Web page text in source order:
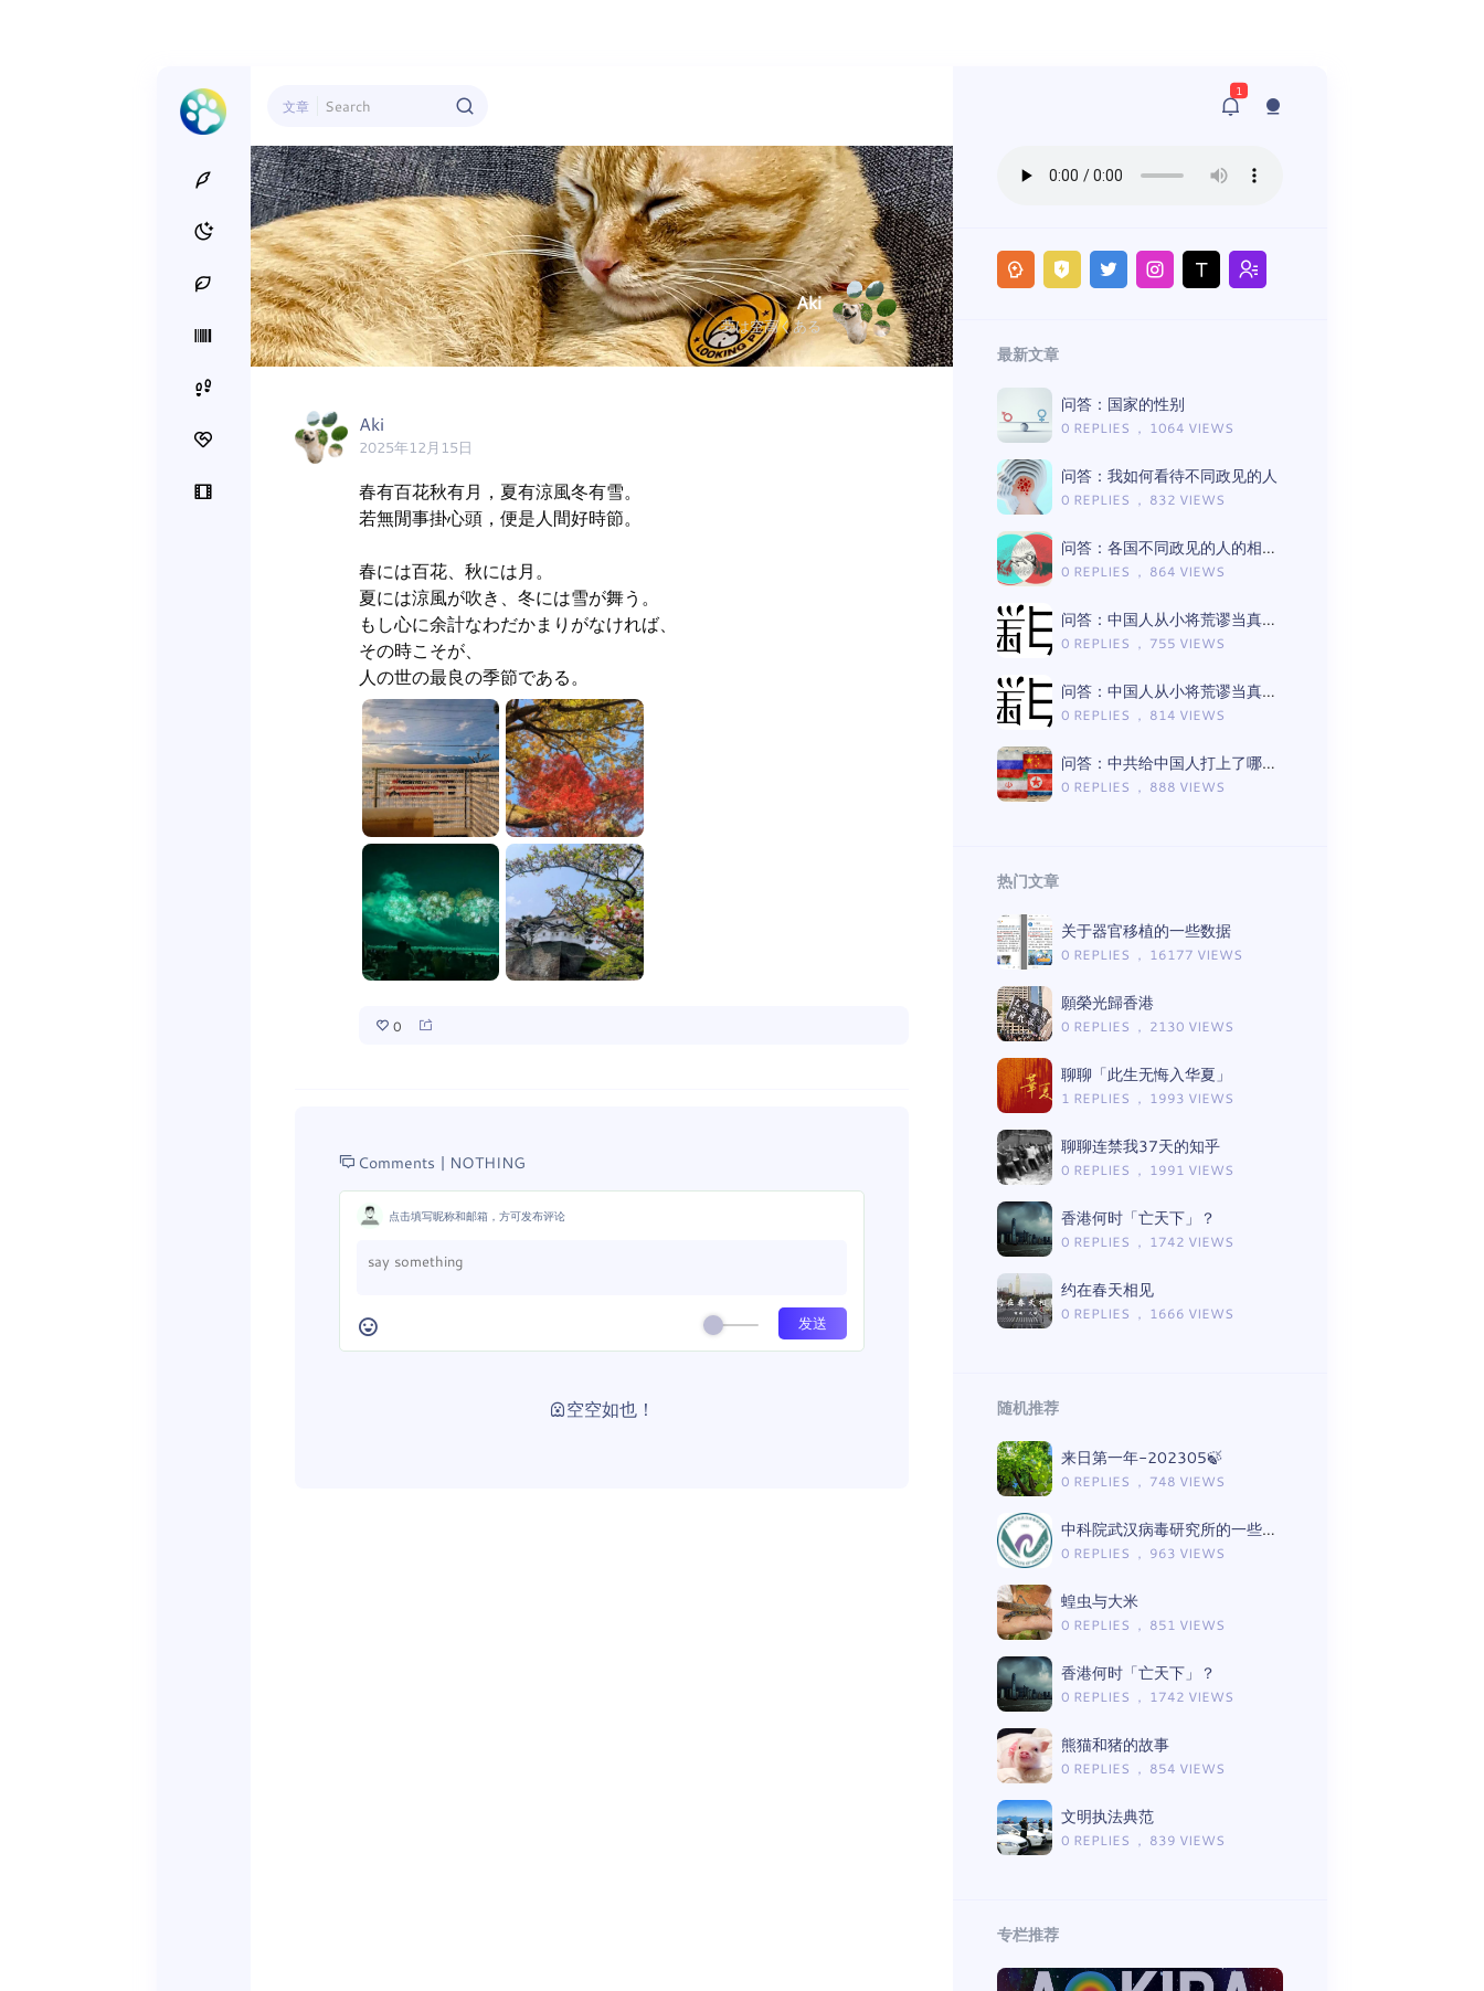
文章
Aki
夢は空高くある
Aki
2025年12月15日
春有百花秋有月，夏有涼風冬有雪。
若無閒事掛心頭，便是人間好時節。
春には百花、秋には月。
夏には涼風が吹き、冬には雪が舞う。
もし心に余計なわだかまりがなければ、
その時こそが、
人の世の最良の季節である。
0
Comments | NOTHING
点击填写昵称和邮箱，方可发布评论
空空如也！
1
最新文章
问答：国家的性别
0 REPLIES ， 1064 VIEWS
问答：我如何看待不同政见的人
0 REPLIES ， 832 VIEWS
问答：各国不同政见的人的相处模式差异
0 REPLIES ， 864 VIEWS
问答：中国人从小将荒谬当真理的言论有哪些（Gemini版）
0 REPLIES ， 755 VIEWS
问答：中国人从小将荒谬当真理的言论有哪些（ChatGPT版）
0 REPLIES ， 814 VIEWS
问答：中共给中国人打上了哪些思想钢印（Gemini版）
0 REPLIES ， 888 VIEWS
热门文章
关于器官移植的一些数据
0 REPLIES ， 16177 VIEWS
願榮光歸香港
0 REPLIES ， 2130 VIEWS
聊聊「此生无悔入华夏」
1 REPLIES ， 1993 VIEWS
聊聊连禁我37天的知乎
0 REPLIES ， 1991 VIEWS
香港何时「亡天下」？
0 REPLIES ， 1742 VIEWS
约在春天相见
0 REPLIES ， 1666 VIEWS
随机推荐
来日第一年-202305🍃
0 REPLIES ， 748 VIEWS
中科院武汉病毒研究所的一些信息汇总
0 REPLIES ， 963 VIEWS
蝗虫与大米
0 REPLIES ， 851 VIEWS
香港何时「亡天下」？
0 REPLIES ， 1742 VIEWS
熊猫和猪的故事
0 REPLIES ， 854 VIEWS
文明执法典范
0 REPLIES ， 839 VIEWS
专栏推荐